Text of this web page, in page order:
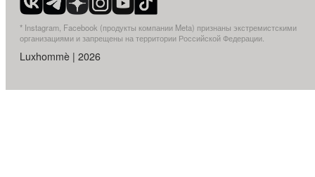
* Instagram, Facebook (продукты компании Meta) признаны экстремистскими
организациями и запрещены на территории Российской Федерации.
Luxhommè | 2026